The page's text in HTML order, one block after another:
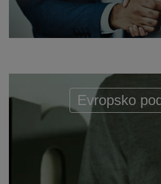
Evropsko